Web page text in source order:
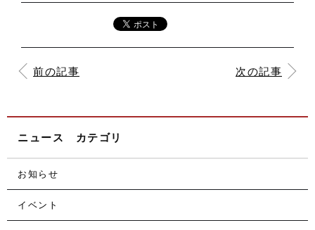
前の記事 次の記事
ニュース カテゴリ
お知らせ
イベント